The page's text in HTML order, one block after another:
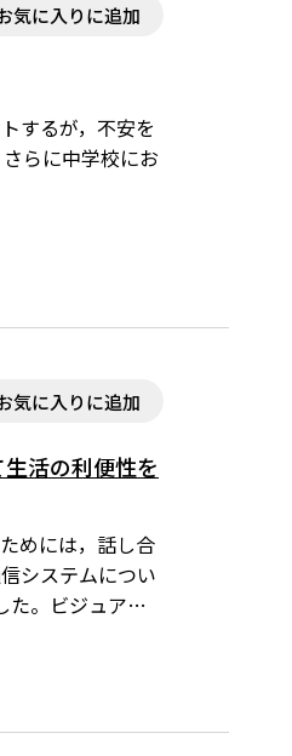
気に入りに追加
するが，不安を
らに中学校にお
気に入りに追加
活の利便性を
めには，話し合
システムについ
。ビジュアル